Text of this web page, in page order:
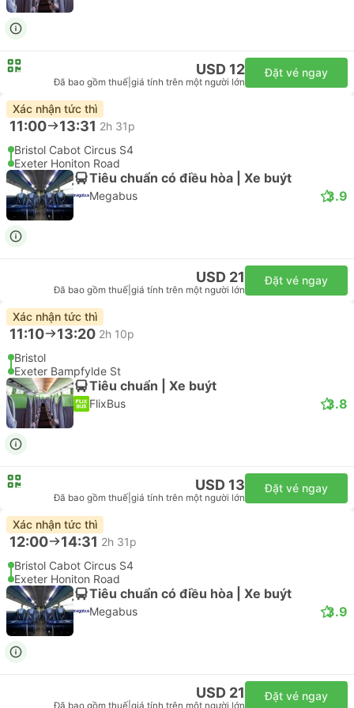
USD 12
Đã bao gồm thuế giá tính trên một người lớn
Đặt vé ngay
Xác nhận tức thì
11:00 13:31 2h 31p
Bristol Cabot Circus S4
Exeter Honiton Road
Tiêu chuẩn có điều hòa | Xe buýt
Megabus 3.9
USD 21
Đã bao gồm thuế giá tính trên một người lớn
Đặt vé ngay
Xác nhận tức thì
11:10 13:20 2h 10p
Bristol
Exeter Bampfylde St
Tiêu chuẩn | Xe buýt
FlixBus 3.8
USD 13
Đã bao gồm thuế giá tính trên một người lớn
Đặt vé ngay
Xác nhận tức thì
12:00 14:31 2h 31p
Bristol Cabot Circus S4
Exeter Honiton Road
Tiêu chuẩn có điều hòa | Xe buýt
Megabus 3.9
USD 21
Đã bao gồm thuế giá tính trên một người lớn
Đặt vé ngay